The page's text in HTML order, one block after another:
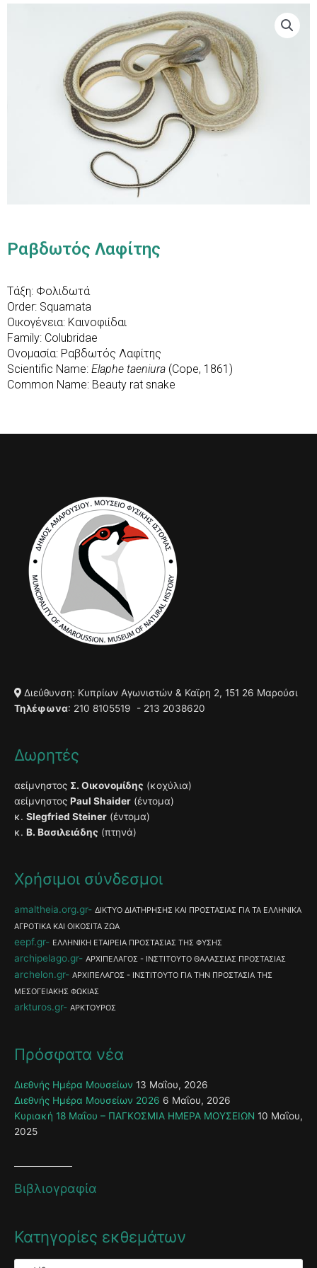
Ραβδωτός Λαφίτης
Τάξη: Φολιδωτά
Order: Squamata
Οικογένεια: Καινοφιίδαι
Family: Colubridae
Ονομασία: Ραβδωτός Λαφίτης
Scientific Name: Elaphe taeniura (Cope, 1861)
Common Name: Beauty rat snake
Διεύθυνση: Κυπρίων Αγωνιστών & Καϊρη 2, 151 26 Μαρούσι
Τηλέφωνα: 210 8105519 - 213 2038620
Δωρητές
αείμνηστος Σ. Οικονομίδης (κοχύλια)
αείμνηστος Paul Shaider (έντομα)
κ. Slegfried Steiner (έντομα)
κ. Β. Βασιλειάδης (πτηνά)
Χρήσιμοι σύνδεσμοι
amaltheia.org.gr
ΔΙΚΤΥΟ ΔΙΑΤΗΡΗΣΗΣ ΚΑΙ ΠΡΟΣΤΑΣΙΑΣ ΓΙΑ ΤΑ ΕΛΛΗΝΙΚΑ
ΑΓΡΟΤΙΚΑ ΚΑΙ ΟΙΚΟΣΙΤΑ ΖΩΑ
eepf.gr ΕΛΛΗΝΙΚΗ ΕΤΑΙΡΕΙΑ ΠΡΟΣΤΑΣΙΑΣ ΤΗΣ ΦΥΣΗΣ
archipelago.gr ΑΡΧΙΠΕΛΑΓΟΣ - ΙΝΣΤΙΤΟΥΤΟ ΘΑΛΑΣΣΙΑΣ ΠΡΟΣΤΑΣΙΑΣ
archelon.gr
ΑΡΧΙΠΕΛΑΓΟΣ - ΙΝΣΤΙΤΟΥΤΟ ΓΙΑ ΤΗΝ ΠΡΟΣΤΑΣΙΑ ΤΗΣ
ΜΕΣΟΓΕΙΑΚΗΣ ΦΩΚΙΑΣ
arkturos.gr ΑΡΚΤΟΥΡΟΣ
Πρόσφατα νέα
Διεθνής Ημέρα Μουσείων 13 Μαΐου, 2026
Διεθνής Ημέρα Μουσείων 2026 6 Μαΐου, 2026
Κυριακή 18 Μαΐου – ΠΑΓΚΟΣΜΙΑ ΗΜΕΡΑ ΜΟΥΣΕΙΩΝ 10 Μαΐου,
2025
Βιβλιογραφία
Κατηγορίες εκθεμάτων